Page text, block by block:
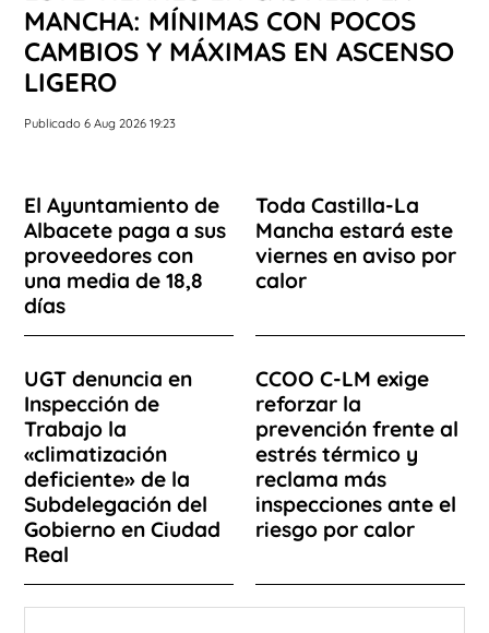
MANCHA: MÍNIMAS CON POCOS
CAMBIOS Y MÁXIMAS EN ASCENSO
LIGERO
Publicado 6 Aug 2026 19:23
El Ayuntamiento de
Albacete paga a sus
proveedores con
una media de 18,8
días
Toda Castilla-La
Mancha estará este
viernes en aviso por
calor
UGT denuncia en
Inspección de
Trabajo la
«climatización
deficiente» de la
Subdelegación del
Gobierno en Ciudad
Real
CCOO C-LM exige
reforzar la
prevención frente al
estrés térmico y
reclama más
inspecciones ante el
riesgo por calor